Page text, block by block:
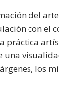
del
con el
práctica
una